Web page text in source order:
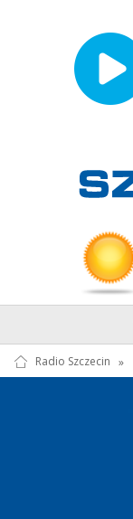
Radio Szczecin »